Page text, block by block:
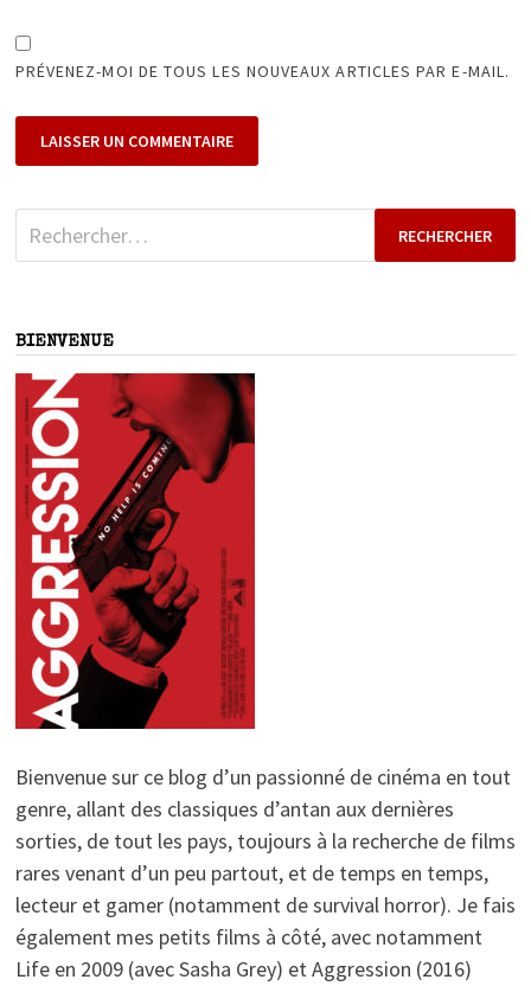
PRÉVENEZ-MOI DE TOUS LES NOUVEAUX ARTICLES PAR E-MAIL.
Rechercher :
BIENVENUE
Bienvenue sur ce blog d’un passionné de cinéma en tout
genre, allant des classiques d’antan aux dernières
sorties, de tout les pays, toujours à la recherche de films
rares venant d’un peu partout, et de temps en temps,
lecteur et gamer (notamment de survival horror). Je fais
également mes petits films à côté, avec notamment
Life en 2009 (avec Sasha Grey) et Aggression (2016)